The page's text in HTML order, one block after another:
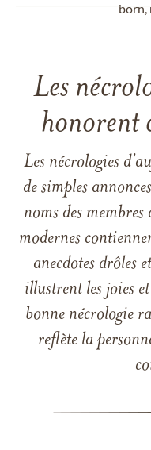
born,
Les
honorent
Les nécrologies
de simples
noms des
modernes
anecdotes drôles
illustrent les joies
bonne nécrologie
reflète la